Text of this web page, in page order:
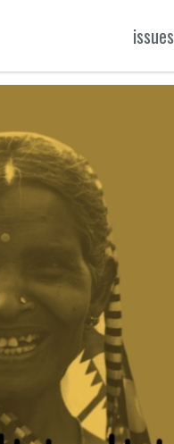
issues